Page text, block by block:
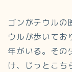
ゴンがテウルの
ウルが歩いてお
年がいる。その
け、じっとこち